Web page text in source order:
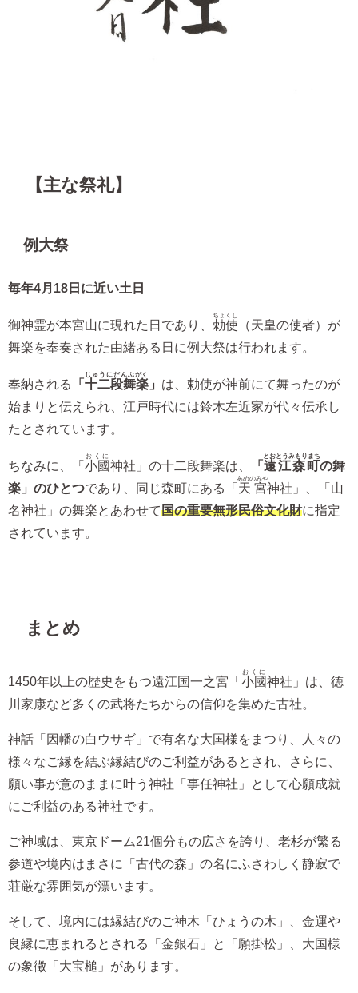
【主な祭礼】
例大祭
毎年4月18日に近い土日
御神霊が本宮山に現れた日であり、 勅使
ちょくし
（天皇の使者）が
舞楽を奉奏された由緒ある日に例大祭は行われます。
奉納される 「 十二段舞楽
じゅうにだんぶがく
」 は、勅使が神前にて舞ったのが
始まりと伝えられ、江戸時代には鈴木左近家が代々伝承し
たとされています。
ちなみに、「 小國
おくに
神社」の十二段舞楽は、 「 遠江森町
とおとうみもりまち
の舞
楽」のひとつであり、同じ森町にある「 天宮
あめのみや
神社」、「山
名神社」の舞楽とあわせて国の重要無形民俗文化財に指定
されています。
まとめ
1450年以上の歴史をもつ遠江国一之宮「 小國
おくに
神社」は、徳
川家康など多くの武将たちからの信仰を集めた古社。
神話「因幡の白ウサギ」で有名な大国様をまつり、人々の
様々なご縁を結ぶ縁結びのご利益があるとされ、さらに、
願い事が意のままに叶う神社「事任神社」として心願成就
にご利益のある神社です。
ご神域は、東京ドーム21個分もの広さを誇り、老杉が繁る
参道や境内はまさに「古代の森」の名にふさわしく静寂で
荘厳な雰囲気が漂います。
そして、境内には縁結びのご神木「ひょうの木」、金運や
良縁に恵まれるとされる「金銀石」と「願掛松」、大国様
の象徴「大宝槌」があります。